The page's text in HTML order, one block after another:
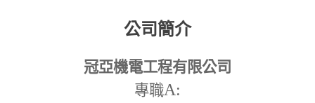
公司簡介
冠亞機電工程有限公司
專職A: